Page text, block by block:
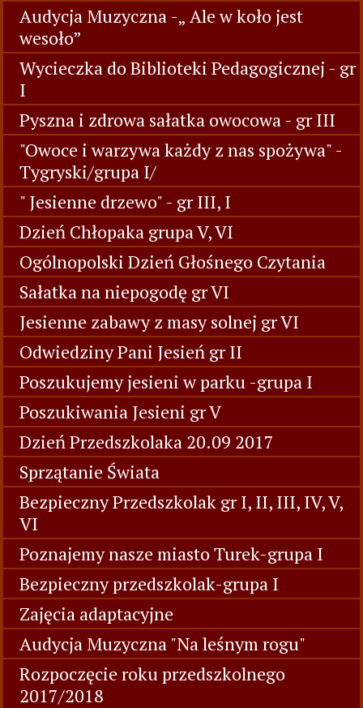
Audycja Muzyczna -„ Ale w koło jest
wesoło”
Wycieczka do Biblioteki Pedagogicznej - gr
I
Pyszna i zdrowa sałatka owocowa - gr III
"Owoce i warzywa każdy z nas spożywa" -
Tygryski/grupa I/
" Jesienne drzewo" - gr III, I
Dzień Chłopaka grupa V, VI
Ogólnopolski Dzień Głośnego Czytania
Sałatka na niepogodę gr VI
Jesienne zabawy z masy solnej gr VI
Odwiedziny Pani Jesień gr II
Poszukujemy jesieni w parku -grupa I
Poszukiwania Jesieni gr V
Dzień Przedszkolaka 20.09 2017
Sprzątanie Świata
Bezpieczny Przedszkolak gr I, II, III, IV, V,
VI
Poznajemy nasze miasto Turek-grupa I
Bezpieczny przedszkolak-grupa I
Zajęcia adaptacyjne
Audycja Muzyczna "Na leśnym rogu"
Rozpoczęcie roku przedszkolnego
2017/2018